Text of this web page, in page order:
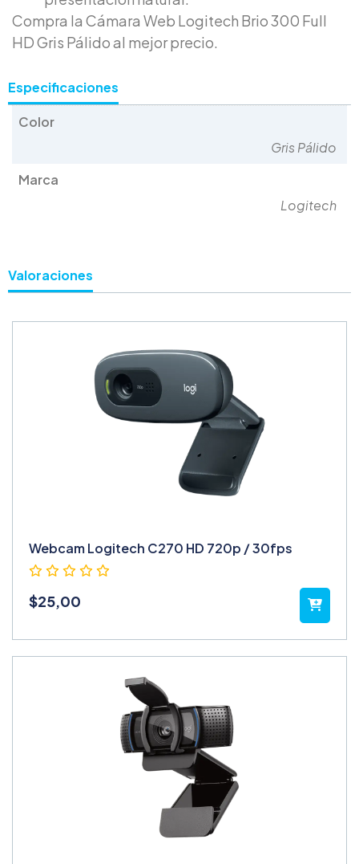
Compra la Cámara Web Logitech Brio 300 Full
HD Gris Pálido al mejor precio.
Especificaciones
Color
Gris Pálido
Marca
Logitech
Valoraciones
Webcam Logitech C270 HD 720p / 30fps
$25,00